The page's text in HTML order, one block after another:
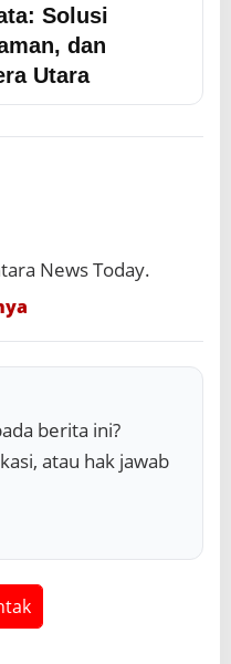
Solusi
dan
Utara
News Today.
berita ini?
atau hak jawab